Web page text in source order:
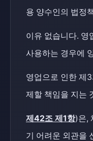
용 양수인의 법정
이유 없습니다. 영
사용하는 경우에
영업으로 인한 제
제할 책임을 지는
제42조 제1항)은,
기 어려운 외관을